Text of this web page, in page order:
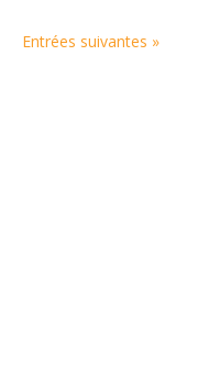
Entrées suivantes »